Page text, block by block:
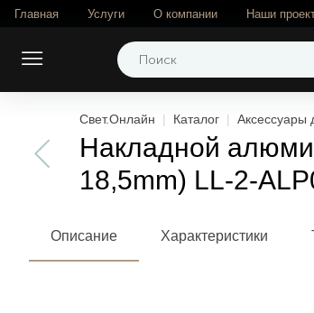
Главная Услуги О компании Наши
Свет.Онлайн Каталог Аксессуары
Накладной
18,5mm) LL-2-
Описание Характеристики